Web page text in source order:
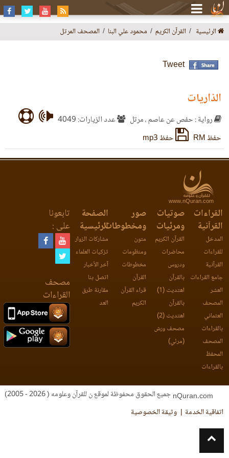
الرئيسية القرآن الكريم محمود علي البنا المصحف المرتل
Tweet
الذاريات
رواية : حفص عن عاصم ، مرتل
عدد الزيارات: 4049
حفظ RM
حفظ mp3
www.nQuran.com
القراءات
القرآنية
المدخل
للقراءات
القرآنية
جامع القراءات
العشر
المصحف
العثماني
بالقراءات
المصحف
المحفظ
بالقراءات
صوتيات
ومرئيات
القرآن الكريم
محاضرات
ودروس
بالقرآن
اهتديت (1)
بالقرآن
اهتديت (2)
مصحف ورش
(مرئي)
صور
ومخطوطات
متون
ومنظومات
مخطوطات
القرآن
قراء القرآن
الكريم
الصفحة
الرئيسية
مشاركات الزوار
تزكيات العلماء
آخر الأخبار
اتصل بنا
مقارنة طرق
العد
تابعونا
على :
مصحف
القراءات
جميع الحقوق محفوظة لموقع ن للقرآن وعلومه ( 2026 - 2005)
اتفاقية الخدمة
وثيقة الخصوصية